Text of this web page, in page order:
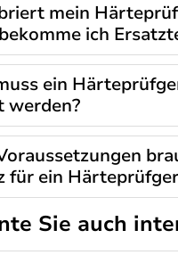
mein
ich
ein
werden?
für ein
Sie auch